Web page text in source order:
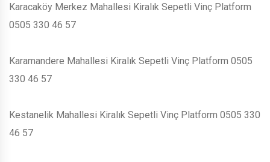
Karacaköy Merkez Mahallesi Kiralık Sepetli Vinç Platform
0505 330 46 57
Karamandere Mahallesi Kiralık Sepetli Vinç Platform 0505
330 46 57
Kestanelik Mahallesi Kiralık Sepetli Vinç Platform 0505 330
46 57